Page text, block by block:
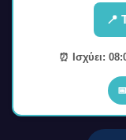
📍
⏰ Ισχύει: